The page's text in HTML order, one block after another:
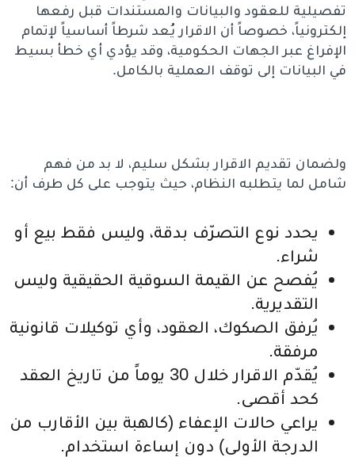
تفصيلية للعقود والبيانات والمستندات قبل رفعها
إلكترونياً، خصوصاً أن الاقرار يُعد شرطاً أساسياً لإتمام
الإفراغ عبر الجهات الحكومية، وقد يؤدي أي خطأ بسيط
في البيانات إلى توقف العملية بالكامل.
ولضمان تقديم الاقرار بشكل سليم، لا بد من فهم
شامل لما يتطلبه النظام، حيث يتوجب على كل طرف أن:
يحدد نوع التصرّف بدقة، وليس فقط بيع أو
شراء.
يُفصح عن القيمة السوقية الحقيقية وليس
التقديرية.
يُرفق الصكوك، العقود، وأي توكيلات قانونية
مرفقة.
يُقدّم الاقرار خلال 30 يوماً من تاريخ العقد
كحد أقصى.
يراعي حالات الإعفاء (كالهبة بين الأقارب من
الدرجة الأولى) دون إساءة استخدام.